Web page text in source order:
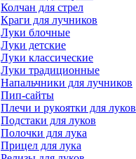
Колчан для стрел
Краги для лучников
Луки блочные
Луки детские
Луки классические
Луки традиционные
Напальчники для лучников
Пип-сайты
Плечи и рукоятки для луков
Подстаки для луков
Полочки для лука
Прицел для лука